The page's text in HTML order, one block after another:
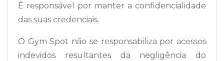
É responsável por manter a confidencialidade
das suas credenciais.
O Gym Spot não se responsabiliza por acessos
indevidos resultantes da negligência do